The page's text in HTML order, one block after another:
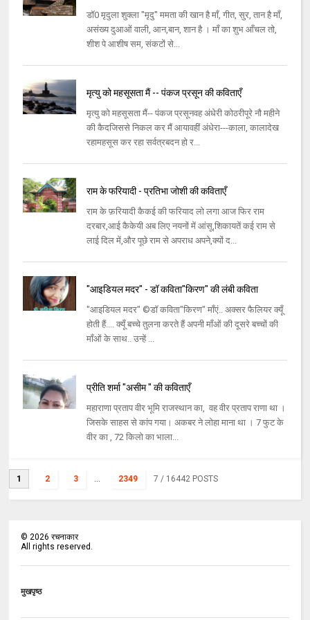
डॉ0 मृदुला शुक्ला "मृदु" ममता की खान है माँ, गीत, सुर, तान है माँ,
असंख्य दुआओं वाली, आन,बान, शान है । माँ का शुभ आँचल तो,
शीश पे आशीष सम, संकटों से...
मृत्यु को महसूसता मैं -- पंकज प्रसून की कविताएँ
मृत्यु को महसूसता मैं-- पंकज प्रसूनवह अंधेरी कोठरीपूरे नौ महीने
की कैदजिससे निकल कर मैं आयावहीं अंधेरा---काला, कालादेख
रहामहसूस कर रहा सर्वत्रबदन हो र...
राम के फरियादी - प्रतिभा जोशी की कविताएँ
राम के फ़रियादी कैकई की फरियाद लो लगा आज फिर राम
दरबार,आई कैकेयी अब लिए नयनों में आंसू,शिकायतें कई राम से
लाई दिल में,और पूछे राम से अपराध अपने,क्यों द...
"आइडियल मदर" - डॉ कविता"किरण" की लंबी कविता
"आइडियल मदर" ©डॉ कविता"किरण" माँएं.. अक्सर फैलियर क्यूँ
होती हैं.... क्यूँ बच्चे तुलना करते हैं अपनी माँओं की दूसरे बच्चों की
माँओं के साथ.. उन्हें ...
प्रीति शर्मा "असीम " की कविताएँ
महाराणा प्रताप वीर भूमि राजस्थान का, वह वीर प्रताप राणा था ।
जिसके साहस से कांप गया। अकबर ने लोहा माना था । 7 फुट के
वीर का , 72 किलो का भाला...
1 2 3 ... 2349 7 / 16442 POSTS
©2026 रचनाकार
All rights reserved.
मुखपृष्ठ